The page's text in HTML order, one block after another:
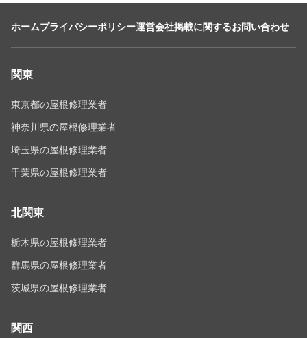
ホームプライバシーポリシー運営会社掲載に関するお問い合わせ
関東
東京都の屋根修理業者
神奈川県の屋根修理業者
埼玉県の屋根修理業者
千葉県の屋根修理業者
北関東
栃木県の屋根修理業者
群馬県の屋根修理業者
茨城県の屋根修理業者
関西